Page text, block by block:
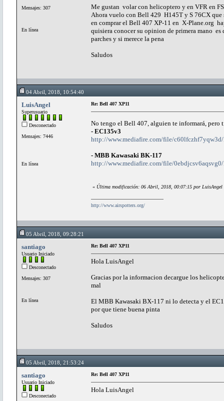
Mensajes: 307
En línea
Me gustan volar con helicoptero y en
Ahora vuelo con Bell 429
en comprar el Bell 407 XP-11 en X-Plane.org
quisiera conocer su opinion de primera mano
parches y si merece la pena
Saludos
04 Abril, 2018, 10:54:40
LuisAngel
Superusuario
Desconectado
Mensajes: 7446
En línea
Re: Bell 407 XP11
No tengo el Bell 407, alguien te informará, pero
- EC135v3
http://www.mediafire.com/file/
- MBB Kawasaki BK-117
http://www.mediafire.com/file/
« Última modificación: 06 Abril, 2018, 00:07:15 por LuisAngel
http://www.airspotters.org/
05 Abril, 2018, 09:28:21
santiago
Usuario Iniciado
Desconectado
Mensajes: 307
En línea
Re: Bell 407 XP11
Hola LuisAngel
Gracias por la informacion decargue los
mal
El MBB Kawasaki BX-117 ni lo detecta y el
por que tiene buena pinta
Saludos
05 Abril, 2018, 21:53:24
santiago
Usuario Iniciado
Desconectado
Re: Bell 407 XP11
Hola LuisAngel